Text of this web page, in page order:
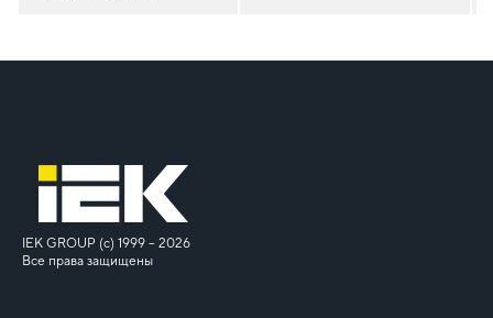
IEK GROUP (c) 1999 – 2026
Все права защищены